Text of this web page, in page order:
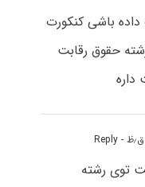
باشی کنکورت
حقوق رقابت
- Reply
توی رشته